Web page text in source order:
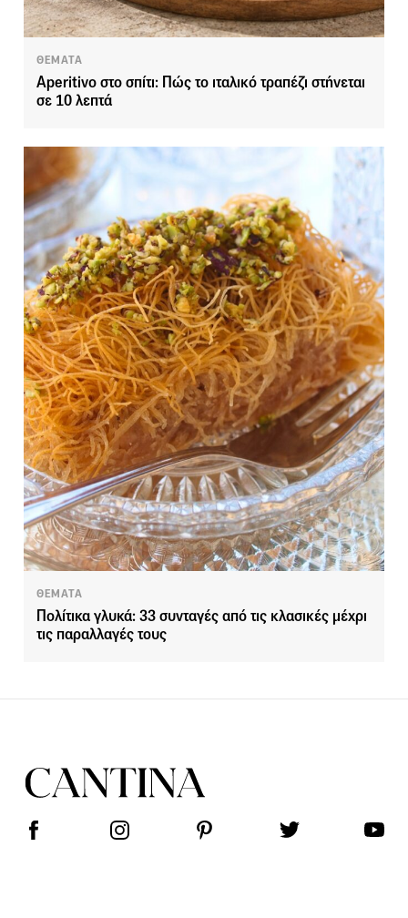
ΘΕΜΑΤΑ
Aperitivo στο σπίτι: Πώς το ιταλικό τραπέζι στήνεται
σε 10 λεπτά
ΘΕΜΑΤΑ
Πολίτικα γλυκά: 33 συνταγές από τις κλασικές μέχρι
τις παραλλαγές τους